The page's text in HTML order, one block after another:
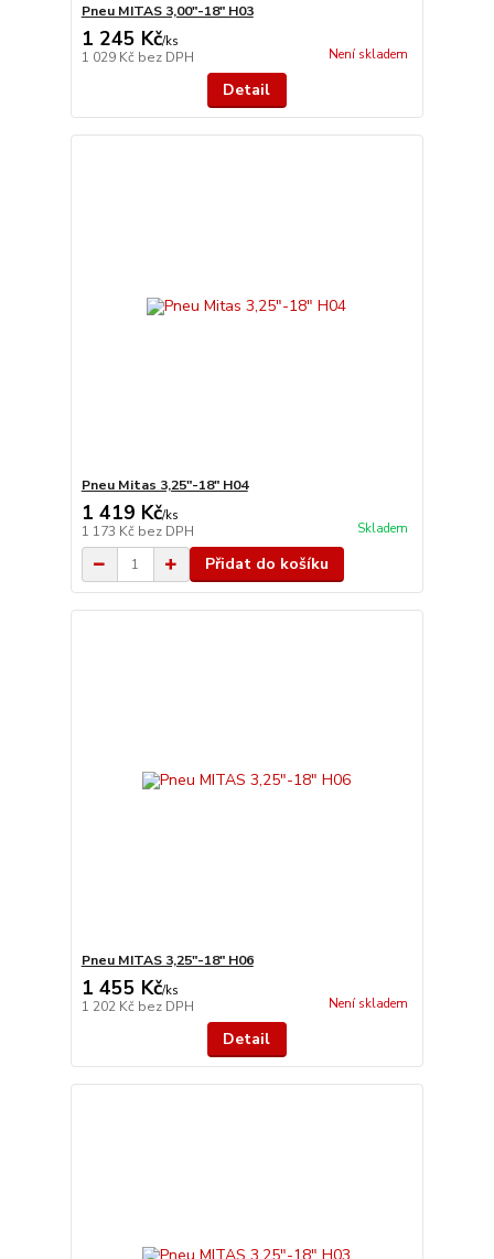
Pneu MITAS 3,00"-18" H03
1 245 Kč/ks
1 029 Kč bez DPH Není skladem
Detail
Pneu Mitas 3,25"-18" H04
1 419 Kč/ks
1 173 Kč bez DPH Skladem
Přidat do košíku
Pneu MITAS 3,25"-18" H06
1 455 Kč/ks
1 202 Kč bez DPH Není skladem
Detail